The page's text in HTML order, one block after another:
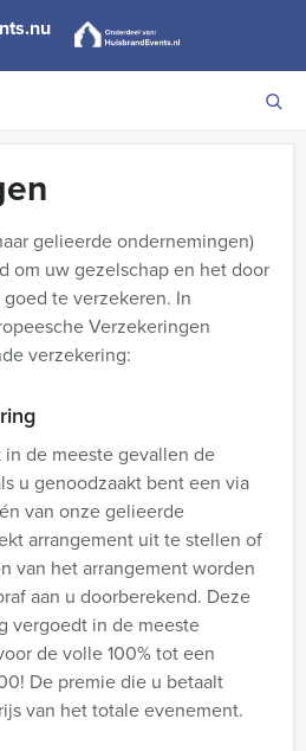
gelieerde ondernemingen)
om uw gezelschap en het door
te verzekeren. In
Verzekeringen
verzekering:
de meeste gevallen de
u genoodzaakt bent een via
van onze gelieerde
arrangement uit te stellen of
van het arrangement worden
aan u doorberekend. Deze
vergoedt in de meeste
de volle 100% tot een
De premie die u betaalt
van het totale evenement.